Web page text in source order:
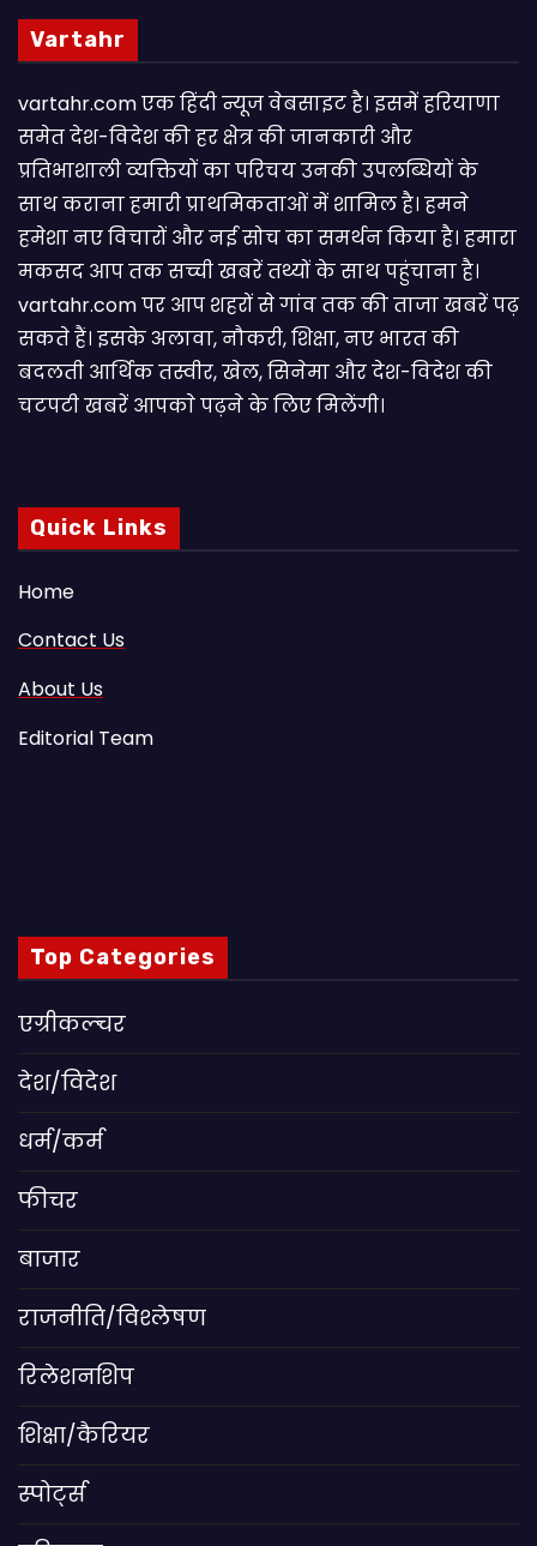
Vartahr
vartahr.com एक हिंदी न्यूज वेबसाइट है। इसमें हरियाणा
समेत देश-विदेश की हर क्षेत्र की जानकारी और
प्रतिभाशाली व्यक्तियों का परिचय उनकी उपलब्धियों के
साथ कराना हमारी प्राथमिकताओं में शामिल है। हमने
हमेशा नए विचारों और नई सोच का समर्थन किया है। हमारा
मकसद आप तक सच्ची खबरें तथ्यों के साथ पहुंचाना है।
vartahr.com पर आप शहरों से गांव तक की ताजा खबरें पढ़
सकते हैं। इसके अलावा, नौकरी, शिक्षा, नए भारत की
बदलती आर्थिक तस्वीर, खेल, सिनेमा और देश-विदेश की
चटपटी खबरें आपकाे पढ़ने के लिए मिलेंगी।
Quick Links
Home
Contact Us
About Us
Editorial Team
Top Categories
एग्रीकल्चर
देश/विदेश
धर्म/कर्म
फीचर
बाजार
राजनीति/विश्लेषण
रिलेशनशिप
शिक्षा/कैरियर
स्पोर्ट्स